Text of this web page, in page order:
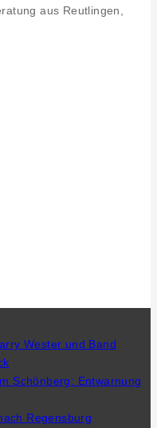
aus Reutlingen,
Wester und Band
Schönberg: Entwarnung
Regensburg